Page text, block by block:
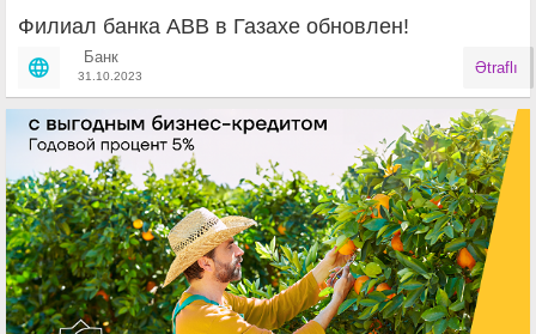
Филиал банка АВВ в Газахе обнoвлен!
Банк
31.10.2023 Ətraflı